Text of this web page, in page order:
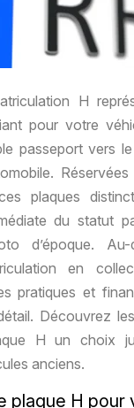
H
pour votre
passeport vers
plaques
du statut
d’époque. Au-
en
pratiques et
Découvrez
H un choix
anciens.
plaque H